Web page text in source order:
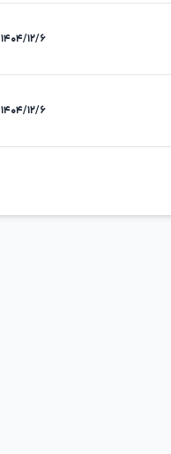
۱۴۰۴/۱۲/۶
۱۴۰۴/۱۲/۶